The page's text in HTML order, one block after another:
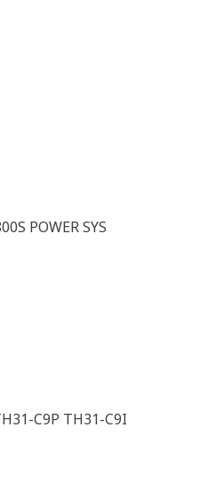
POWER SYS
C9P TH31-C9I